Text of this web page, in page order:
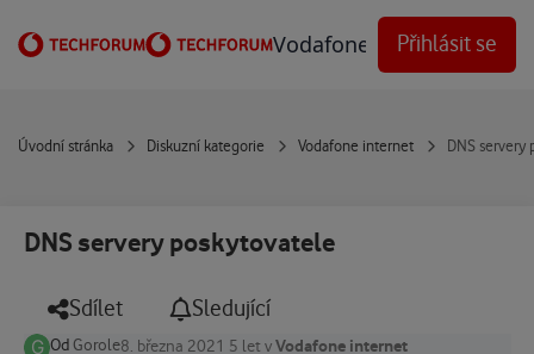
Vodafone Techforum
Přihlásit se
Úvodní stránka Diskuzní kategorie Vodafone internet DNS servery
DNS servery poskytovatele
Sdílet Sledující
Od Gorole8. března 2021 5 let vVodafone internet